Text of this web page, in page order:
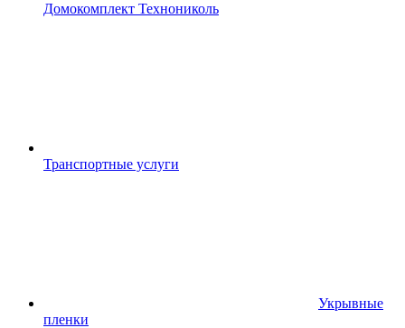
Домокомплект Технониколь
Транспортные услуги
Укрывные
пленки